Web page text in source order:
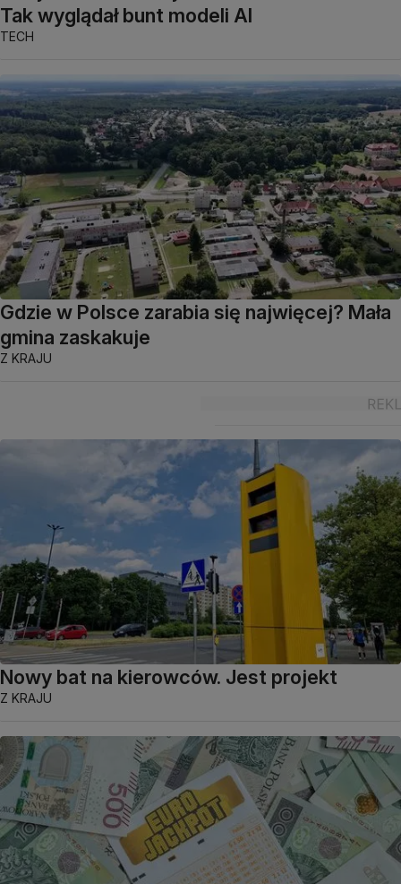
Tak wyglądał bunt modeli AI
TECH
Gdzie w Polsce zarabia się najwięcej? Mała
gmina zaskakuje
Z KRAJU
Nowy bat na kierowców. Jest projekt
Z KRAJU